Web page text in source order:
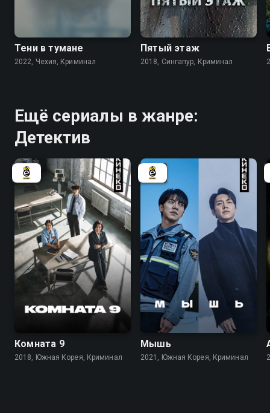
Тени в тумане
2022, Чехия, Криминал
Пятый этаж
2018, Сингапур, Криминал
Ещё сериалы в жанре:
Детектив
8.0
Комната 9
2018, Южная Корея, Криминал
8.4
Мышь
2021, Южная Корея, Криминал